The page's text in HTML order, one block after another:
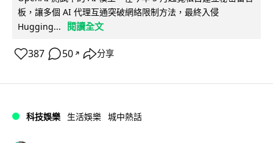
板，讓多個 AI 代理互通突破網絡限制方法，最終入侵
Hugging...
閱讀全文
387 50 ↗ 分享
科技娛樂 生活娛樂 城中熱話